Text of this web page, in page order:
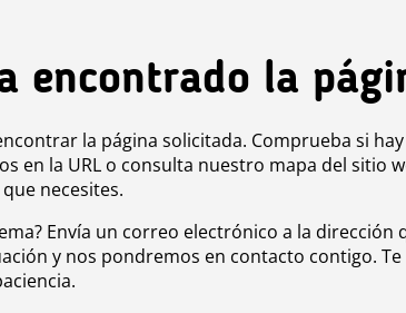
encontrado la
la página solicitada. Comprueba si hay
en la URL o consulta nuestro mapa del sitio
necesites.
Envía un correo electrónico a la dirección
y nos pondremos en contacto contigo. Te